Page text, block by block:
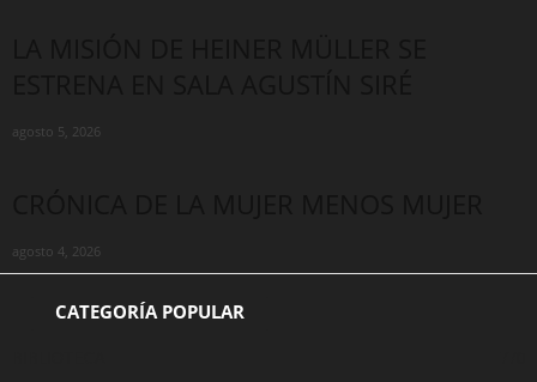
agosto 5, 2026
agosto 4, 2026
CATEGORÍA POPULAR